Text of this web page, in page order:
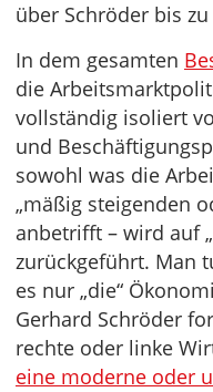
über Schröder bis
In dem gesamten
die
vollständig isoliert
und
sowohl was die
„mäßig steigenden
anbetrifft – wird auf
zurückgeführt. Man
es nur „die“
Gerhard Schröder
rechte oder linke
eine moderne oder